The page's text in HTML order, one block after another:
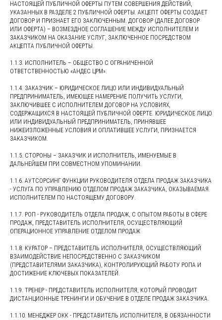
НАСТОЯЩЕЙ ПУБЛИЧНОЙ ОФЕРТЫ ПУТЕМ СОВЕРШЕНИЯ ДЕЙСТВИЙ,
УКАЗАННЫХ В РАЗДЕЛЕ 2 ПУБЛИЧНОЙ ОФЕРТЫ. АКЦЕПТ ОФЕРТЫ СОЗДАЕТ
ДОГОВОР И ПРИЗНАЕТ ЕГО ЗАКЛЮЧЕННЫМ. ДОГОВОР (ДАЛЕЕ ДОГОВОР
ИЛИ ОФЕРТА) – ВОЗМЕЗДНОЕ СОГЛАШЕНИЕ МЕЖДУ ИСПОЛНИТЕЛЕМ И
ЗАКАЗЧИКОМ НА ОКАЗАНИЕ УСЛУГ, ЗАКЛЮЧЕННОЕ ПОСРЕДСТВОМ
АКЦЕПТА ПУБЛИЧНОЙ ОФЕРТЫ.
1.1.3. ИСПОЛНИТЕЛЬ – ОБЩЕСТВО С ОГРАНИЧЕННОЙ
ОТВЕТСТВЕННОСТЬЮ «АНДЕС ЦРМ».
1.1.4. ЗАКАЗЧИК – ЮРИДИЧЕСКОЕ ЛИЦО ИЛИ ИНДИВИДУАЛЬНЫЙ
ПРЕДПРИНИМАТЕЛЬ, ИМЕЮЩЕЕ НАМЕРЕНИЕ ПОЛУЧИТЬ УСЛУГИ,
ЗАКЛЮЧИВШЕЕ С ИСПОЛНИТЕЛЕМ ДОГОВОР НА УСЛОВИЯХ,
СОДЕРЖАЩИХСЯ В НАСТОЯЩЕЙ ПУБЛИЧНОЙ ОФЕРТЕ. ЮРИДИЧЕСКОЕ ЛИЦО
ИЛИ ИНДИВИДУАЛЬНЫЙ ПРЕДПРИНИМАТЕЛЬ, ПРИНЯВШЕЕ
НИЖЕИЗЛОЖЕННЫЕ УСЛОВИЯ И ОПЛАТИВШЕЕ УСЛУГИ, ПРИЗНАЕТСЯ
ЗАКАЗЧИКОМ.
1.1.5. СТОРОНЫ – ЗАКАЗЧИК И ИСПОЛНИТЕЛЬ, ИМЕНУЕМЫЕ В
ДАЛЬНЕЙШЕМ ПРИ СОВМЕСТНОМ УПОМИНАНИИ.
1.1.6. АУТСОРСИНГ ФУНКЦИИ РУКОВОДИТЕЛЯ ОТДЕЛА ПРОДАЖ ЗАКАЗЧИКА
- УСЛУГА ПО УПРАВЛЕНИЮ ОТДЕЛОМ ПРОДАЖ ЗАКАЗЧИКА, ОКАЗЫВАЕМАЯ
ИСПОЛНИТЕЛЕМ ПО НАСТОЯЩЕМУ ДОГОВОРУ.
1.1.7. РОП - РУКОВОДИТЕЛЬ ОТДЕЛА ПРОДАЖ, С ОПЫТОМ РАБОТЫ В СФЕРЕ
ПРОДАЖ, ПРЕДСТАВИТЕЛЬ ИСПОЛНИТЕЛЯ, ОСУЩЕСТВЛЯЮЩИЙ
ОПЕРАЦИОННОЕ УПРАВЛЕНИЕ ОТДЕЛОМ ПРОДАЖ
1.1.8. КУРАТОР – ПРЕДСТАВИТЕЛЬ ИСПОЛНИТЕЛЯ, ОСУЩЕСТВЛЯЮЩИЙ
ВЗАИМОДЕЙСТВИЕ НЕПОСРЕДСТВЕННО С ЗАКАЗЧИКОМ
(ПРЕДСТАВИТЕЛЯМИ ЗАКАЗЧИКА), КОНТРОЛИРУЮЩИЙ РАБОТУ РОПА И
ДОСТИЖЕНИЕ КЛЮЧЕВЫХ ПОКАЗАТЕЛЕЙ.
1.1.9. ТРЕНЕР - ПРЕДСТАВИТЕЛЬ ИСПОЛНИТЕЛЯ, КОТОРЫЙ ПРОВОДИТ
ДИСТАНЦИОННЫЕ ТРЕНИНГИ И ОБУЧЕНИЕ В ОТДЕЛЕ ПРОДАЖ ЗАКАЗЧИКА.
1.1.10. МЕНЕДЖЕР ОКК - ПРЕДСТАВИТЕЛЬ ИСПОЛНИТЕЛЯ, В ОБЯЗАННОСТИ